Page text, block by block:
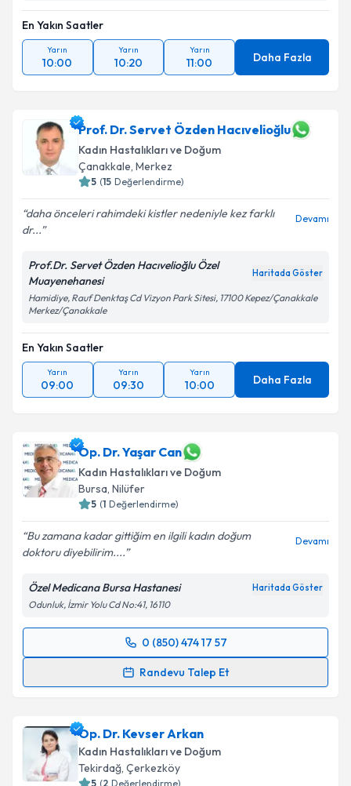
En Yakın Saatler
Yarın
10:00
Yarın
10:20
Yarın
11:00 Daha Fazla
Prof. Dr. Servet Özden Hacıvelioğlu
Kadın Hastalıkları ve Doğum
Çanakkale, Merkez
5 (15 Değerlendirme)
daha önceleri rahimdeki kistler nedeniyle kez farklı
dr...
Devamı
Prof.Dr. Servet Özden Hacıvelioğlu Özel
Muayenehanesi
Haritada Göster
Hamidiye, Rauf Denktaş Cd Vizyon Park Sitesi, 17100 Kepez/Çanakkale
Merkez/Çanakkale
En Yakın Saatler
Yarın
09:00
Yarın
09:30
Yarın
10:00 Daha Fazla
Op. Dr. Yaşar Can
Kadın Hastalıkları ve Doğum
Bursa, Nilüfer
5 (1 Değerlendirme)
Bu zamana kadar gittiğim en ilgili kadın doğum
doktoru diyebilirim....
Devamı
Özel Medicana Bursa Hastanesi Haritada Göster
Odunluk, İzmir Yolu Cd No:41, 16110
0 (850) 474 17 57
Randevu Talep Et
Randevu Takvimi Talebi
takvim hazırlandığında e-posta ile bilgilendireceğiz.
E-posta Adresiniz
Op. Dr. Kevser Arkan
Kadın Hastalıkları ve Doğum
Tekirdağ, Çerkezköy
5 (2 Değerlendirme)